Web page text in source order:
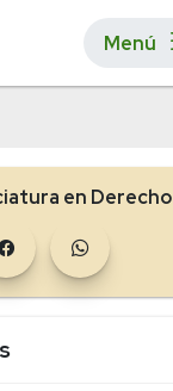
Menú
en Derecho